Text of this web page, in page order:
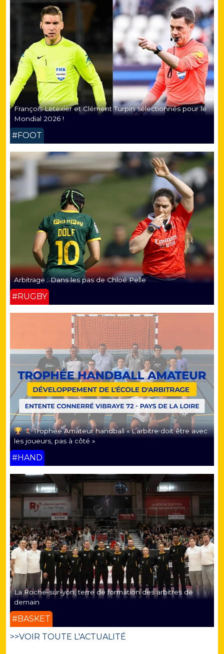
François Letexier et Clément Turpin sélectionnés pour le
Mondial 2026 !
#FOOT
Arbitrage : Dans les pas de Chloé Pelle
#RUGBY
Trophée Amateur handball « L’arbitre doit être avec
les joueurs, pas à côté »
#HAND
La Roche-sur-yon, terre de formation des arbitres de
demain
#BASKET
>>VOIR TOUTE L'ACTUALITÉ